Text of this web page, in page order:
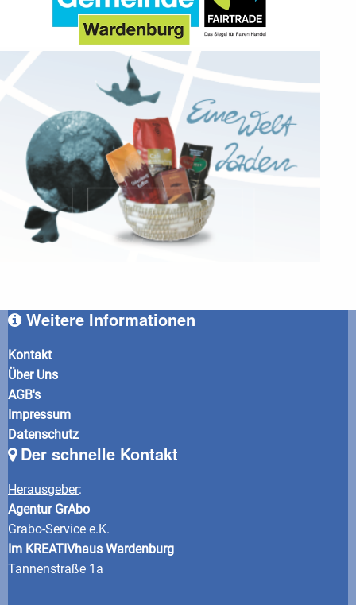
Weitere Informationen
Kontakt
Über Uns
AGB's
Impressum
Datenschutz
Der schnelle Kontakt
Herausgeber:
Agentur GrAbo
Grabo-Service e.K.
Im KREATIVhaus Wardenburg
Tannenstraße 1a